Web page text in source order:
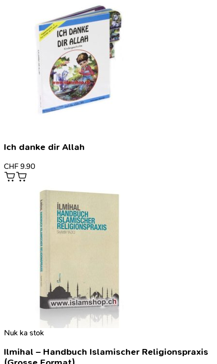
Ich danke dir Allah
CHF 9.90
Nuk ka stok
Ilmihal – Handbuch Islamischer Religionspraxis